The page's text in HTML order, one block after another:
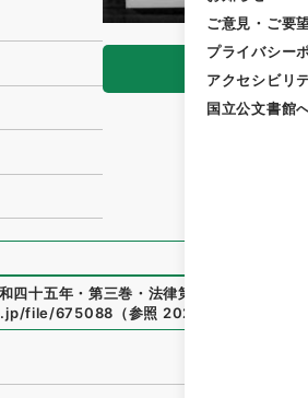
ご意見・ご要
プライバシー
アクセシビリ
国立公文書館
四十五年・第三巻・法律第六一号
file/675088 （参照 2026-08-09